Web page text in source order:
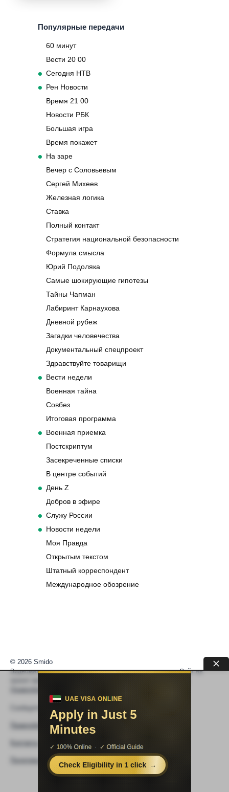
Популярные передачи
60 минут
Вести 20 00
Сегодня НТВ
Рен Новости
Время 21 00
Новости РБК
Большая игра
Время покажет
На заре
Вечер с Соловьевым
Сергей Михеев
Железная логика
Ставка
Полный контакт
Стратегия национальной безопасности
Формула смысла
Юрий Подоляка
Самые шокирующие гипотезы
Тайны Чапман
Лабиринт Карнаухова
Дневной рубеж
Загадки человечества
Документальный спецпроект
Здравствуйте товарищи
Вести недели
Военная тайна
Совбез
Итоговая программа
Военная приемка
Постскриптум
Засекреченные списки
В центре событий
День Z
Добров в эфире
Служу России
Новости недели
Моя Правда
Открытым текстом
Штатный корреспондент
Международное обозрение
© 2026 Smido
Видеоматериалы встраиваются из открытых источников. Сайт не
Видео не работает
Правообладателям
Политика конфиденциальности